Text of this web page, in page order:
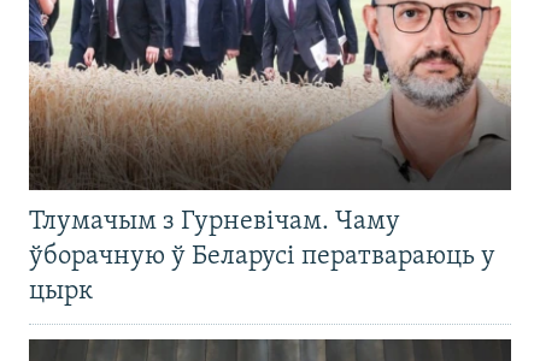
Тлумачым з Гурневічам. Чаму
ўборачную ў Беларусі ператвараюць у
цырк